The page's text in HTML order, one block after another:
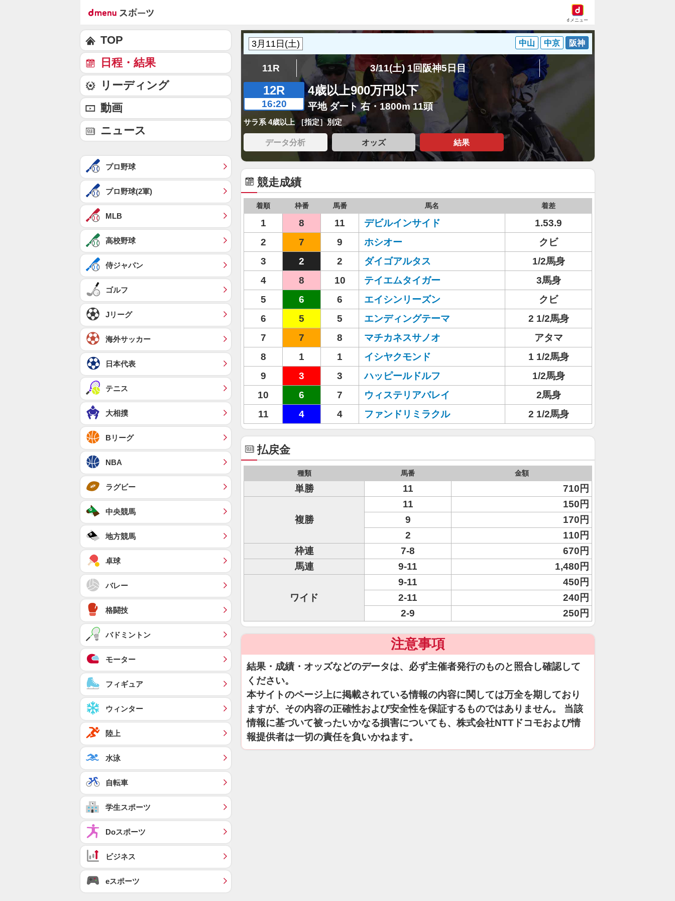
dメニュー
中山 中京 阪神
11R 3/11(土) 1回阪神5日目
12R
16:20
4歳以上900万円以下
平地 ダート 右・1800m 11頭
サラ系 4歳以上 ［指定］別定
データ分析 オッズ 結果
競走成績
着順 枠番 馬番 馬名 着差
1 8 11 デビルインサイド
1.53.9
2
7 9 ホシオー
クビ
3
2 2 ダイゴアルタス
1/2馬身
4
8 10 テイエムタイガー
3馬身
5
6 6 エイシンリーズン
クビ
6
5 5 エンディングテーマ
2 1/2馬身
7
7 8 マチカネスサノオ
アタマ
8
1 1 イシヤクモンド
1 1/2馬身
9
3 3 ハッピールドルフ
1/2馬身
10
6 7 ウィステリアバレイ
2馬身
11
4 4 ファンドリミラクル 2 1/2馬身
払戻金
種類 馬番 金額
単勝 11 710円
複勝
11
150円
9
170円
2
110円
枠連
7-8
670円
馬連
9-11 1,480円
ワイド
9-11
450円
2-11
240円
2-9
250円
注意事項
結果・成績・オッズなどのデータは、必ず主催者発行のものと照合し確認して
ください。
本サイトのページ上に掲載されている情報の内容に関しては万全を期しており
ますが、その内容の正確性および安全性を保証するものではありません。 当該
情報に基づいて被ったいかなる損害についても、株式会社NTTドコモおよび情
報提供者は一切の責任を負いかねます。
TOP
日程・結果
リーディング
動画
ニュース
プロ野球
プロ野球(2軍)
MLB
高校野球
侍ジャパン
ゴルフ
Jリーグ
海外サッカー
日本代表
テニス
大相撲
Bリーグ
NBA
ラグビー
中央競馬
地方競馬
卓球
バレー
格闘技
バドミントン
モーター
フィギュア
ウィンター
陸上
水泳
自転車
学生スポーツ
Doスポーツ
ビジネス
eスポーツ